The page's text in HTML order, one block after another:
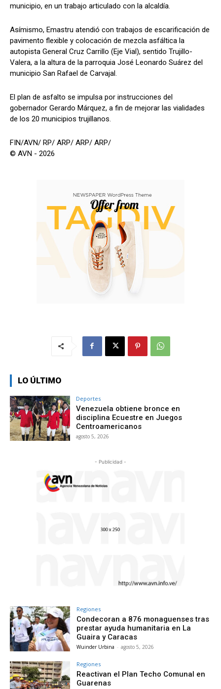
municipio, en un trabajo articulado con la alcaldía.
Asímismo, Emastru atendió con trabajos de escarificación de
pavimento flexible y colocación de mezcla asfáltica la
autopista General Cruz Carrillo (Eje Vial), sentido Trujillo-
Valera, a la altura de la parroquia José Leonardo Suárez del
municipio San Rafael de Carvajal.
El plan de asfalto se impulsa por instrucciones del
gobernador Gerardo Márquez, a fin de mejorar las vialidades
de los 20 municipios trujillanos.
FIN/AVN/ RP/ ARP/ ARP/ ARP/
© AVN - 2026
LO ÚLTIMO
Deportes
Venezuela obtiene bronce en
disciplina Ecuestre en Juegos
Centroamericanos
agosto 5, 2026
- Publicidad -
Regiones
Condecoran a 876 monaguenses tras
prestar ayuda humanitaria en La
Guaira y Caracas
Wuinder Urbina - agosto 5, 2026
Regiones
Reactivan el Plan Techo Comunal en
Guarenas